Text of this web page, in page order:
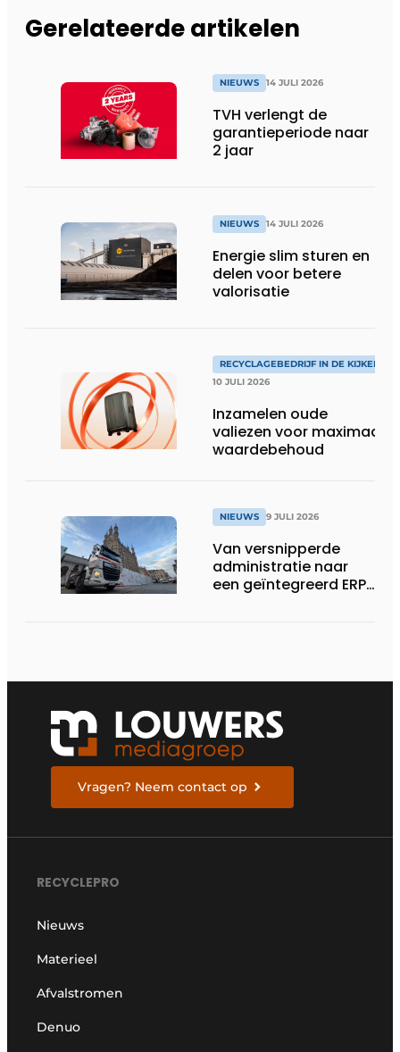
Gerelateerde artikelen
NIEUWS 14 JULI 2026
TVH verlengt de
garantieperiode naar
2 jaar
NIEUWS 14 JULI 2026
Energie slim sturen en
delen voor betere
valorisatie
RECYCLAGEBEDRIJF IN DE KIJKER
10 JULI 2026
Inzamelen oude
valiezen voor maximaal
waardebehoud
NIEUWS 9 JULI 2026
Van versnipperde
administratie naar
een geïntegreerd ERP-
Vragen? Neem contact op
RECYCLEPRO
Nieuws
Materieel
Afvalstromen
Denuo